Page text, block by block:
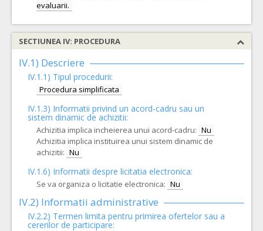
SECTIUNEA IV: PROCEDURA
IV.1) Descriere
IV.1.1) Tipul procedurii:
Procedura simplificata
IV.1.3) Informatii privind un acord-cadru sau un
sistem dinamic de achizitii:
Achizitia implica incheierea unui acord-cadru: Nu
Achizitia implica instituirea unui sistem dinamic de
achizitii: Nu
IV.1.6) Informatii despre licitatia electronica:
Se va organiza o licitatie electronica: Nu
IV.2) Informatii administrative
IV.2.2) Termen limita pentru primirea ofertelor sau a
cererilor de participare: